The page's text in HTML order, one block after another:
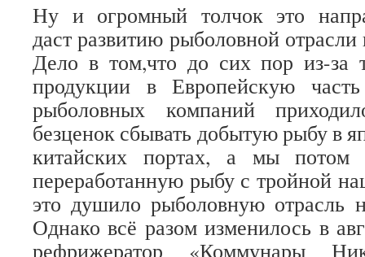
Ну и огромный толчок это
даст развитию рыболовной
Дело в том,что до сих пор из-за
продукции в Европейскую
рыболовных компаний
безценок сбывать добытую рыбу в
китайских портах, а мы
переработанную рыбу с тройной
это душило рыболовную отрасль
Однако всё разом изменилось в
рефрижератор «Коммунары